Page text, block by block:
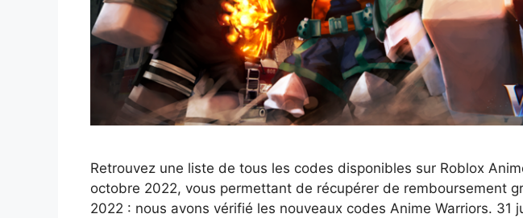
Retrouvez une liste de tous les codes disponibles sur Roblox
octobre 2022, vous permettant de récupérer de remboursement
2022 : nous avons vérifié les nouveaux codes Anime Warriors. 31